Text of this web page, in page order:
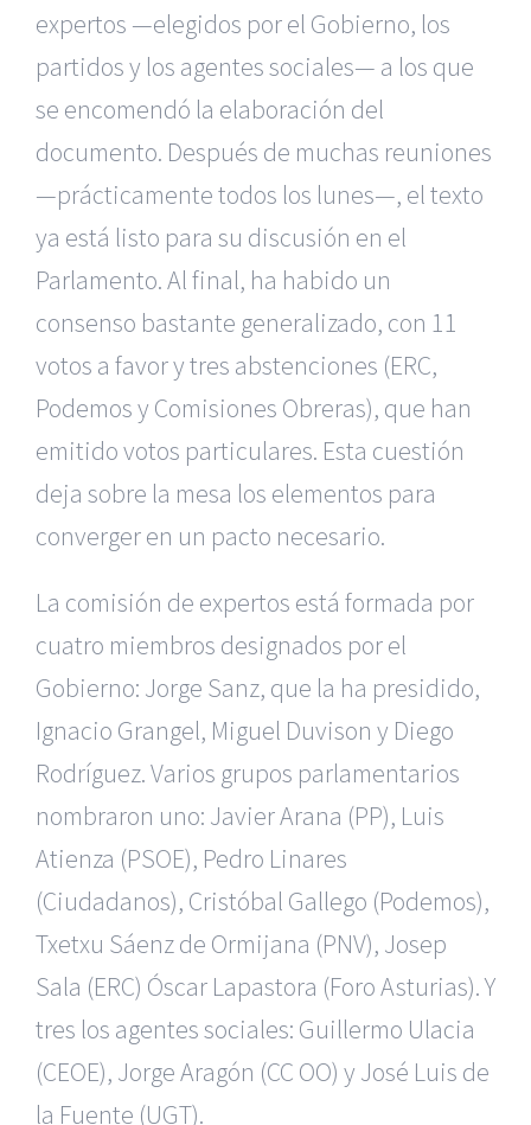
expertos —elegidos por el Gobierno, los
partidos y los agentes sociales— a los que
se encomendó la elaboración del
documento. Después de muchas reuniones
—prácticamente todos los lunes—, el texto
ya está listo para su discusión en el
Parlamento. Al final, ha habido un
consenso bastante generalizado, con 11
votos a favor y tres abstenciones (ERC,
Podemos y Comisiones Obreras), que han
emitido votos particulares. Esta cuestión
deja sobre la mesa los elementos para
converger en un pacto necesario.
La comisión de expertos está formada por
cuatro miembros designados por el
Gobierno: Jorge Sanz, que la ha presidido,
Ignacio Grangel, Miguel Duvison y Diego
Rodríguez. Varios grupos parlamentarios
nombraron uno: Javier Arana (PP), Luis
Atienza (PSOE), Pedro Linares
(Ciudadanos), Cristóbal Gallego (Podemos),
Txetxu Sáenz de Ormijana (PNV), Josep
Sala (ERC) Óscar Lapastora (Foro Asturias). Y
tres los agentes sociales: Guillermo Ulacia
(CEOE), Jorge Aragón (CC OO) y José Luis de
la Fuente (UGT).
|Reclamación de Accidentes en Alicante|Reclamación
de Accidentes en Madrid|BGD Abogados Madrid | GM